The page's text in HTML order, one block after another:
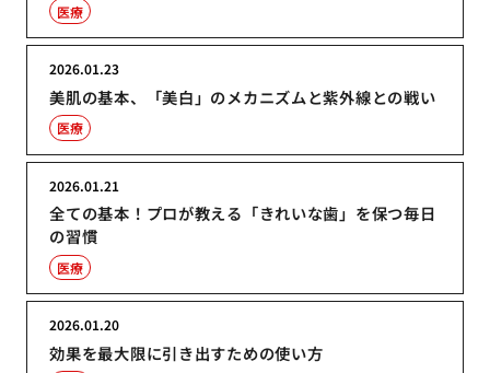
医療
美肌の基本、「美白」のメカニズムと紫外線との戦い
2026.01.23
医療
全ての基本！プロが教える「きれいな歯」を保つ毎日
の習慣
2026.01.21
医療
効果を最大限に引き出すための使い方
2026.01.20